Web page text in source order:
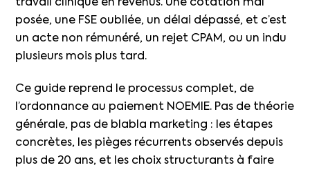
travail clinique en revenus. Une cotation mal
posée, une FSE oubliée, un délai dépassé, et c’est
un acte non rémunéré, un rejet CPAM, ou un indu
plusieurs mois plus tard.
Ce guide reprend le processus complet, de
l’ordonnance au paiement NOEMIE. Pas de théorie
générale, pas de blabla marketing : les étapes
concrètes, les pièges récurrents observés depuis
plus de 20 ans, et les choix structurants à faire